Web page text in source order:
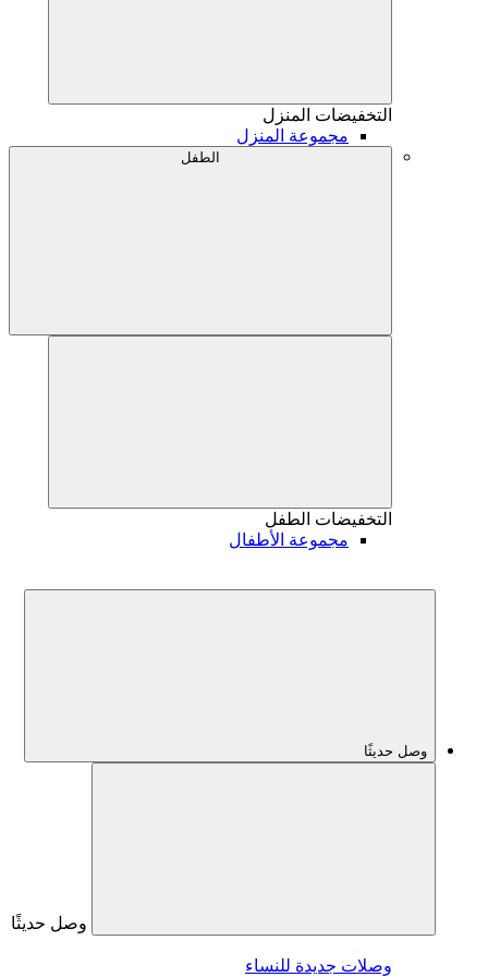
التخفيضات المنزل
مجموعة المنزل
الطفل
التخفيضات الطفل
مجموعة الأطفال
وصل حديثًا
وصل حديثًا
وصلات جديدة للنساء